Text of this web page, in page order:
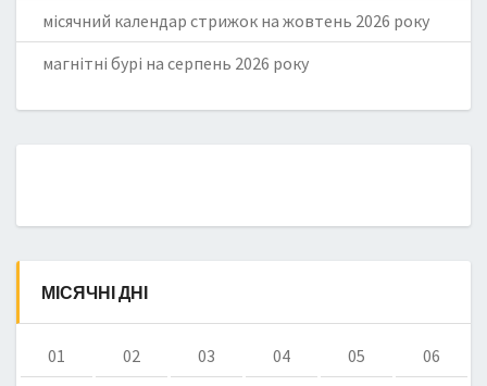
місячний календар стрижок на жовтень 2026 року
магнітні бурі на серпень 2026 року
МІСЯЧНІ ДНІ
01 02 03 04 05
06